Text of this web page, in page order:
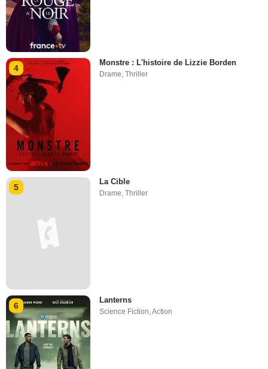
4
Monstre : L'histoire de Lizzie Borden
Drame,Thriller
5
La Cible
Drame ,Thriller
6
Lanterns
Science Fiction,Action